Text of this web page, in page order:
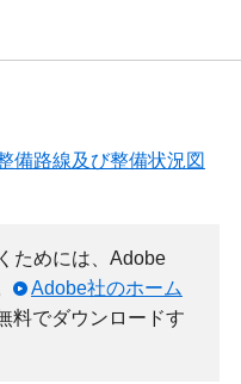
備路線及び整備状況図
ためには、Adobe
Adobe社のホーム
料でダウンロードす